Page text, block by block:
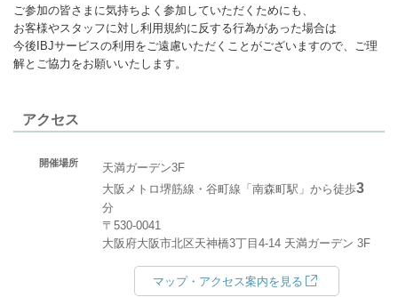
ご参加の皆さまに気持ちよく参加していただくためにも、
お客様やスタッフに対し利用規約に反する行為があった場合は
今後IBJサービスの利用をご遠慮いただくことがございますので、ご理
解とご協力をお願いいたします。
アクセス
開催場所
天満ガーデン3F
大阪メトロ堺筋線・谷町線「南森町駅」から徒歩3
分
〒530-0041
大阪府大阪市北区天神橋3丁目4-14 天満ガーデン 3F
マップ・アクセス案内を見る